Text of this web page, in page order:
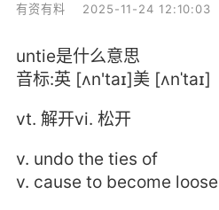
有资有料 2025-11-24 12:10:03
untie是什么意思
音标:英 [ʌn'taɪ]美 [ʌnˈtaɪ]
vt. 解开vi. 松开
v. undo the ties of
v. cause to become loose